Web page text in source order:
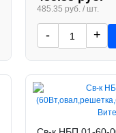
485.35 руб. / шт.
- +